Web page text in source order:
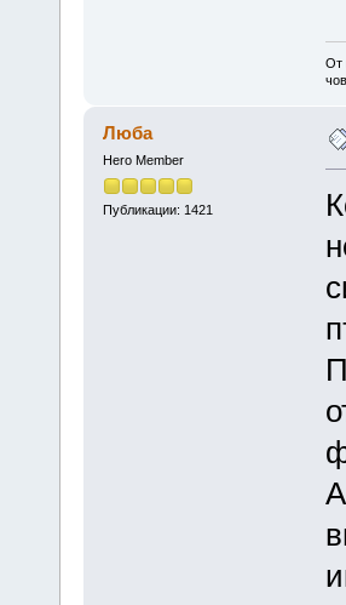
От
Люба
Hero Member
Публикации: 1421